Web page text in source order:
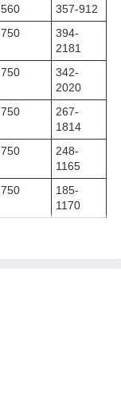
560
357-912
750
394-
2181
750
342-
2020
750
267-
1814
750
248-
1165
750
185-
1170